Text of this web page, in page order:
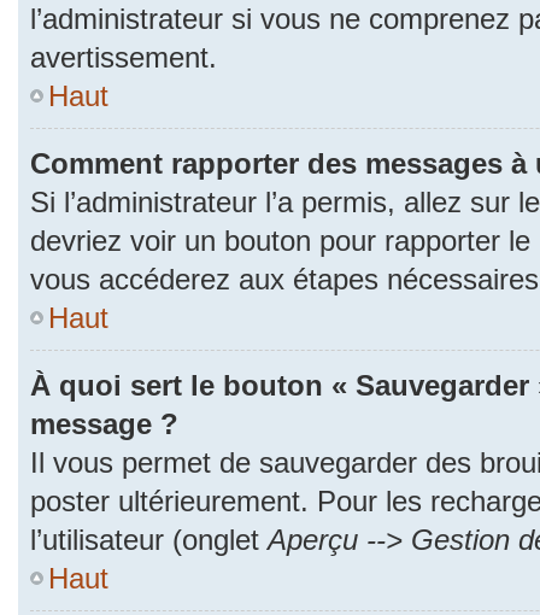
l’administrateur si vous ne comprenez
avertissement.
Haut
Comment rapporter des messages
Si l’administrateur l’a permis, allez sur
devriez voir un bouton pour rapporter
vous accéderez aux étapes
Haut
À quoi sert le bouton «
message ?
Il vous permet de sauvegarder des
poster ultérieurement. Pour les
l’utilisateur (ongletAperçu --> Gestion
Haut